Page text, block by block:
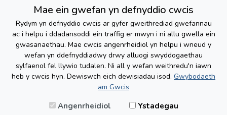
Mae ein gwefan yn defnyddio cwcis
Rydym yn defnyddio cwcis ar gyfer gweithrediad gwefannau
ac i helpu i ddadansoddi ein traffig er mwyn i ni allu gwella ein
gwasanaethau. Mae cwcis angenrheidiol yn helpu i wneud y
wefan yn ddefnyddiadwy drwy alluogi swyddogaethau
sylfaenol fel llywio tudalen. Ni all y wefan weithredu'n iawn
heb y cwcis hyn. Dewiswch eich dewisiadau isod. Gwybodaeth
am Gwcis
Angenrheidiol Ystadegau